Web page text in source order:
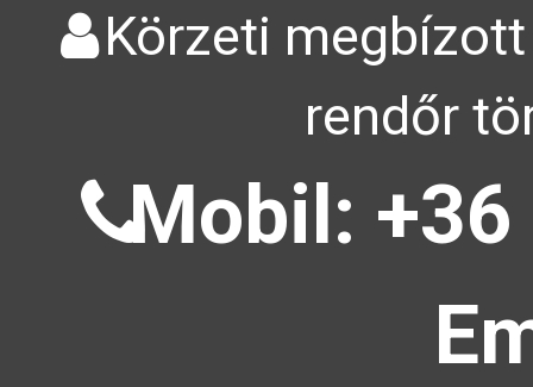
Körzeti megbízott
rendőr
Mobil: +36